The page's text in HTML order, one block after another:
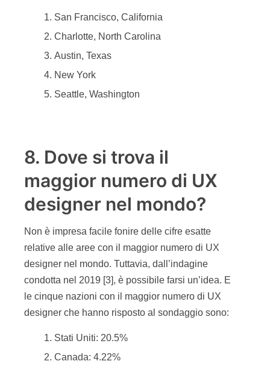
San Francisco, California
Charlotte, North Carolina
Austin, Texas
New York
Seattle, Washington
8. Dove si trova il
maggior numero di UX
designer nel mondo?
Non è impresa facile fonire delle cifre esatte
relative alle aree con il maggior numero di UX
designer nel mondo. Tuttavia, dall’indagine
condotta nel 2019 [3], è possibile farsi un’idea. E
le cinque nazioni con il maggior numero di UX
designer che hanno risposto al sondaggio sono:
Stati Uniti: 20.5%
Canada: 4.22%